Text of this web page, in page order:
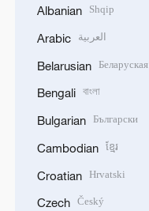
Albanian Shqip
Arabic العربية
Belarusian Беларуская
Bengali বাংলা
Bulgarian Български
Cambodian ខ្មែរ
Croatian Hrvatski
Czech Český